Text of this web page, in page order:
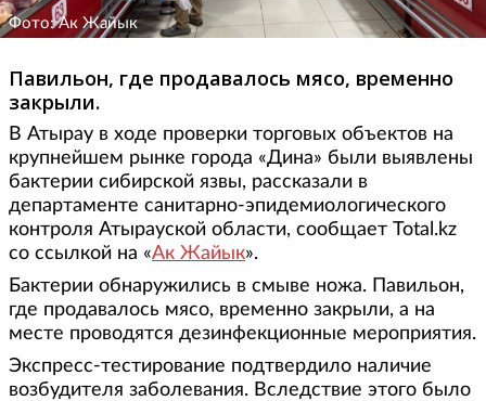
Фото: Ак Жайык
Павильон, где продавалось мясо, временно
закрыли.
В Атырау в ходе проверки торговых объектов на
крупнейшем рынке города «Дина» были выявлены
бактерии сибирской язвы, рассказали в
департаменте санитарно-эпидемиологического
контроля Атырауской области, сообщает Total.kz
со ссылкой на «Ак Жайык».
Бактерии обнаружились в смыве ножа. Павильон,
где продавалось мясо, временно закрыли, а на
месте проводятся дезинфекционные мероприятия.
Экспресс-тестирование подтвердило наличие
возбудителя заболевания. Вследствие этого было